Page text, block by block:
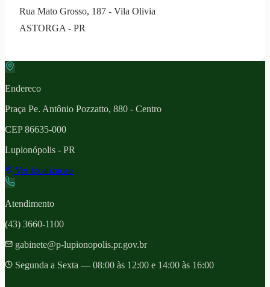
Rua Mato Grosso, 187 - Vila Olivia
ASTORGA - PR
Endereco
Praça Pe. Antônio Pozzatto, 880 - Centro
CEP86635-000
Lupionópolis - PR
Ver localizacao
Atendimento
(43) 3660-1100
gabinete@p-lupionopolis.pr.gov.br
Segunda a Sexta — 08:00 às 12:00 e 14:00 às 16:00